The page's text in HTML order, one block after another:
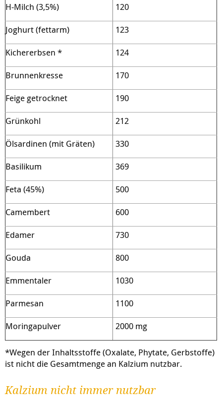
H-Milch (3,5%)
120
Joghurt (fettarm)
123
Kichererbsen *
124
Brunnenkresse
170
Feige getrocknet
190
Grünkohl
212
Ölsardinen (mit Gräten)
330
Basilikum
369
Feta (45%)
500
Camembert
600
Edamer
730
Gouda
800
Emmentaler
1030
Parmesan
1100
Moringapulver
2000 mg
*Wegen der Inhaltsstoffe (Oxalate, Phytate, Gerbstoffe)
ist nicht die Gesamtmenge an Kalzium nutzbar.
Kalzium nicht immer nutzbar